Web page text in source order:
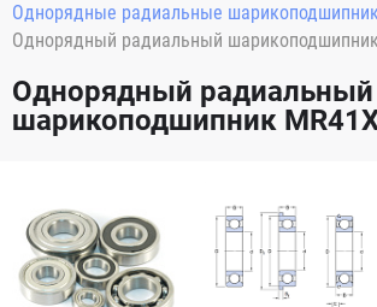
Однорядные радиальные
Однорядный радиальный
Однорядный радиальный
шарикоподшипник